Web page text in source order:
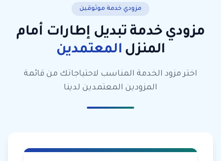
مزودي خدمة موثوقين
مزودي خدمة تبديل إطارات أمام
المنزل المعتمدين
اختر مزود الخدمة المناسب لاحتياجاتك من قائمة
المزودين المعتمدين لدينا